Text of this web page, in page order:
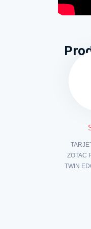
ZOTAC
TWIN